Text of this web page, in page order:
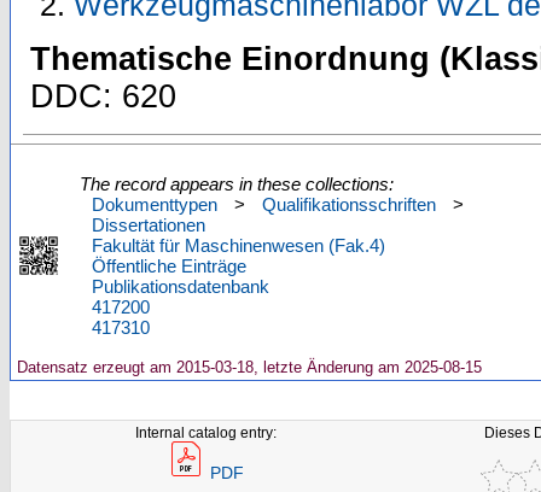
Thematische Einordnung
DDC: 620
The record appears in these collections:
Dokumenttypen
> Qualifikationsschriften
>
Dissertationen
Fakultät für Maschinenwesen (Fak.4)
Öffentliche Einträge
Publikationsdatenbank
417200
417310
Datensatz erzeugt am 2015-03-18, letzte Änderung am 2025-08-15
Internal catalog entry:
PDF
Dieses